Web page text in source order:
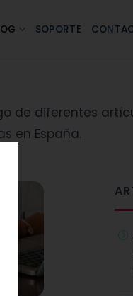
SOPORTE
de diferentes
en España.